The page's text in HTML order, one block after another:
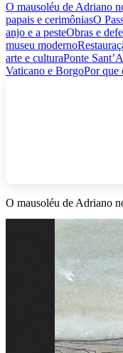
O mausoléu de Adriano
papais e cerimôniasO
anjo e a pesteObras e
museu moderno
arte e culturaPonte
Vaticano e BorgoPor que
O mausoléu de Adriano